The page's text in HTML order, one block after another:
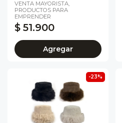
VENTA MAYORISTA,
PRODUCTOS PARA
EMPRENDER
$ 51.900
Agregar
-23%